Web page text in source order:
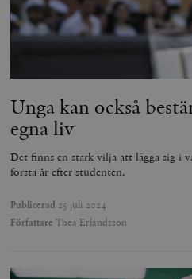
Unga kan också
egna liv
Det finns en stark vilja att lägga sig i
första år efter studenten.
Publicerad 25 juli 2024
Författare Thea Erlandsson